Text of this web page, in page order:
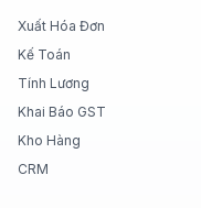
Xuất Hóa Đơn
Kế Toán
Tính Lương
Khai Báo GST
Kho Hàng
CRM